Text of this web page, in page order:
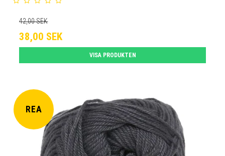
42,00 SEK
38,00 SEK
VISA PRODUKTEN
REA